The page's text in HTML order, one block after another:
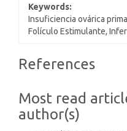
Keywords:
Insuficiencia ovárica
Folículo Estimulante,
Article
References
Most read
author(s)